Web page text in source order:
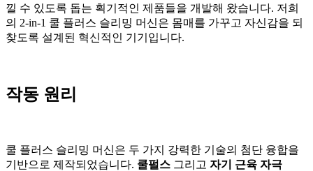
낄 수 있도록 돕는 획기적인 제품들을 개발해 왔습니다. 저희
의 2-in-1 쿨 플러스 슬리밍 머신은 몸매를 가꾸고 자신감을 되
찾도록 설계된 혁신적인 기기입니다.
작동 원리
쿨 플러스 슬리밍 머신은 두 가지 강력한 기술의 첨단 융합을
기반으로 제작되었습니다. 쿨펄스 그리고 자기 근육 자극